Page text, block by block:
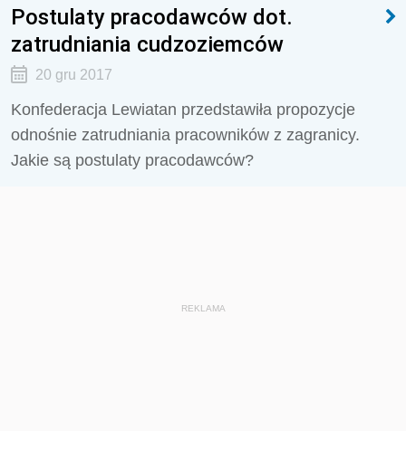
Postulaty pracodawców dot.
zatrudniania cudzoziemców
20 gru 2017
Konfederacja Lewiatan przedstawiła propozycje
odnośnie zatrudniania pracowników z zagranicy.
Jakie są postulaty pracodawców?
REKLAMA